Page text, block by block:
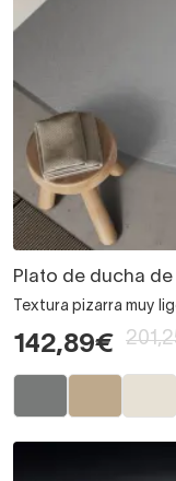
Plato de ducha
Textura pizarra muy
142,89€